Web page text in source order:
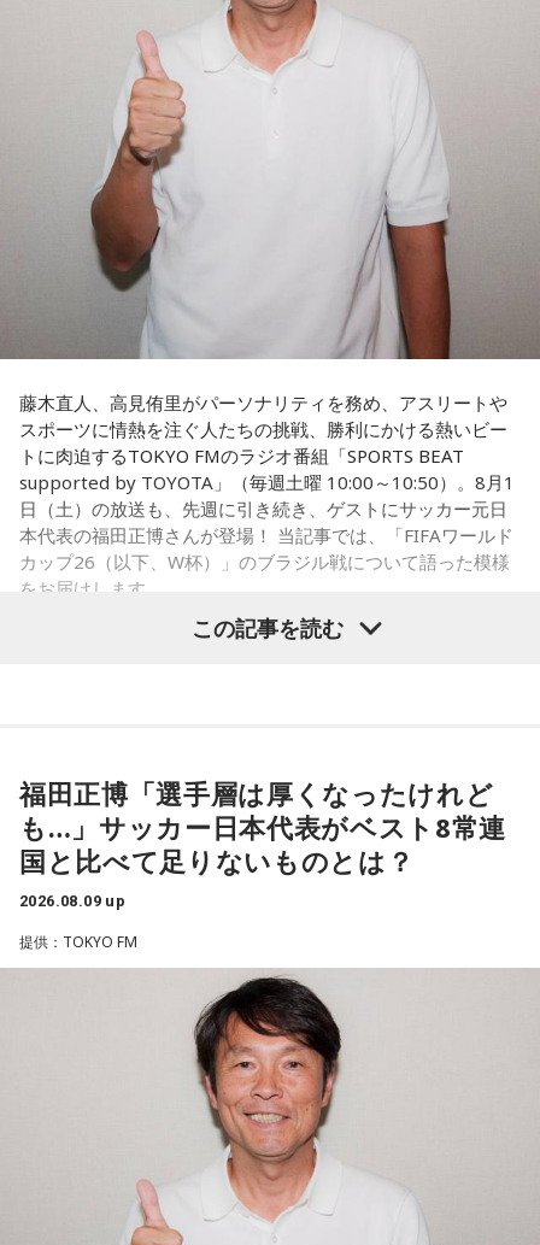
さらに、趣味についてもトークを展開。愛犬と過ごす時間を
増やすために驚くべきあるものを購入したと言う。さて何を
購入したのか…？ 詳しくはradikoタイムフリーで！
藤木直人、高見侑里がパーソナリティを務め、アスリートや
スポーツに情熱を注ぐ人たちの挑戦、勝利にかける熱いビー
トに肉迫するTOKYO FMのラジオ番組「SPORTS BEAT
supported by TOYOTA」（毎週土曜 10:00～10:50）。8月1
日（土）の放送も、先週に引き続き、ゲストにサッカー元日
本代表の福田正博さんが登場！ 当記事では、「FIFAワールド
カップ26（以下、W杯）」のブラジル戦について語った模様
をお届けします。
輝き、Jリーグ通算228試合出場93得点を挙げ、日本代表では
45試合出場で9ゴールを記録するなど活躍を見せ、1993年に
はW杯アジア地区最終予選にも出場しました。2002年に現役
を引退した後は、サッカー解説者としてメディアでの活動の
活かしながら幅広く活動しています。
◆福田正博がW杯ブラジル戦を総括
藤木：ブラジル戦で、前半は佐野海舟選手の素晴らしいイン
ターセプトからのゴールがありましたし、前半の終了間際に
は日本がボールを持つ時間もありました。しかし、後半に入
ってからブラジルが戦略を変えてきて、日本が一方的に押し
込まれてしまった。試合のなかで具体的な戦術が打ち出せな
かったと考えると、（選手のなかに）もう少し具体的な戦略
を示す人、ブレーンが必要なのかなと素人目には思ってしま
うのですが……。
この記事を読む
福田正博「選手層は厚くなったけれど
も…」サッカー日本代表がベスト8常連
国と比べて足りないものとは？
2026.08.09 up
提供：TOKYO FM